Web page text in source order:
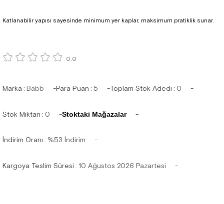
Katlanabilir yapısı sayesinde minimum yer kaplar, maksimum pratiklik sunar.
0.0
Marka : Babb Para Puan : 5 Toplam Stok Adedi : 0
Stok Miktarı : 0 Stoktaki Mağazalar
İndirim Oranı : %53 İndirim
Kargoya Teslim Süresi : 10 Ağustos 2026 Pazartesi